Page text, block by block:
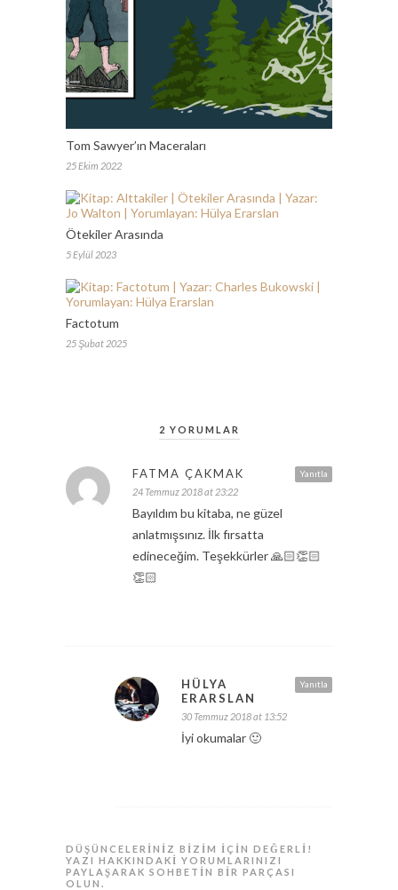
Tom Sawyer’ın Maceraları
25 Ekim 2022
Ötekiler Arasında
5 Eylül 2023
Factotum
25 Şubat 2025
2 YORUMLAR
Yanıtla
FATMA ÇAKMAK
24 Temmuz 2018 at 23:22
Bayıldım bu kitaba, ne güzel
anlatmışsınız. İlk fırsatta
edineceğim. Teşekkürler 🙏🏻👏🏻
👏🏻
Yanıtla
HÜLYA
ERARSLAN
30 Temmuz 2018 at 13:52
İyi okumalar 🙂
DÜŞÜNCELERINIZ BIZIM IÇIN DEĞERLI!
YAZI HAKKINDAKI YORUMLARINIZI
PAYLAŞARAK SOHBETIN BIR PARÇASI
OLUN.